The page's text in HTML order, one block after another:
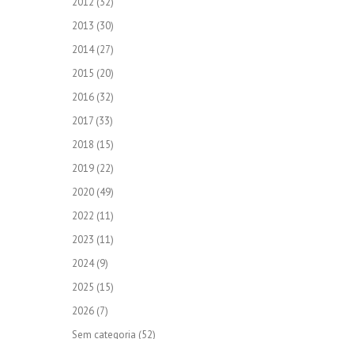
2013 (30)
2014(27)
2015 (20)
2016 (32)
2017 (33)
2018 (15)
2019 (22)
2020 (49)
2022 (11)
2023 (11)
2024(9)
2025 (15)
2026 (7)
Sem categoria (52)